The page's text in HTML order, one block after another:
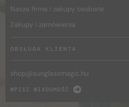
Nasza firma i zakupy osobiste
Zakupy i zamówienia
OBSŁUGA KLIENTA
shop@sunglassmagic.hu
WPISZ WIADOMOŚĆ